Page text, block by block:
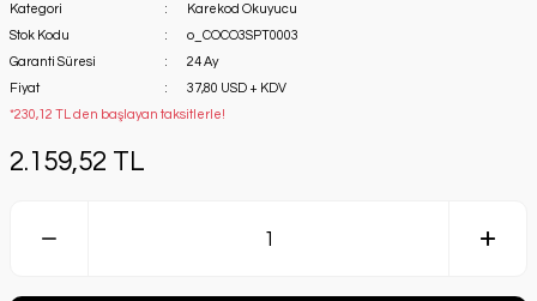
Kategori
Karekod Okuyucu
Stok Kodu
o_COCO3SPT0003
Garanti Süresi
24 Ay
Fiyat
37,80 USD + KDV
*230,12 TL den başlayan taksitlerle!
2.159,52 TL